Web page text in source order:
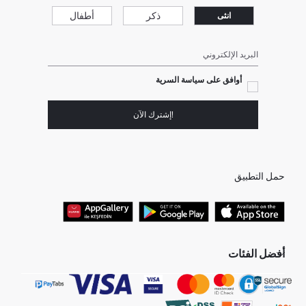
انثى ذكر أطفال
البريد الإلكتروني
أوافق على سياسة السرية
!إشترك الآن
حمل التطبيق
أفضل الفئات
جميع متاجرنا
هدايا عيد الحب
البلوفر النسائية
برفانات حريمى
جينز رجالي